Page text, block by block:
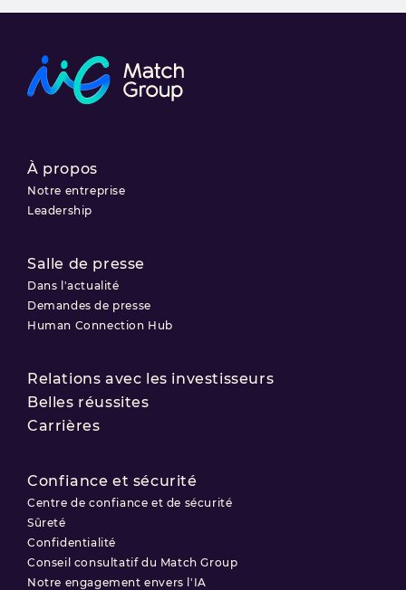
À propos
Notre entreprise
Leadership
Salle de presse
Dans l'actualité
Demandes de presse
Human Connection Hub
Relations avec les investisseurs
Belles réussites
Carrières
Confiance et sécurité
Centre de confiance et de sécurité
Sûreté
Confidentialité
Conseil consultatif du Match Group
Notre engagement envers l'IA